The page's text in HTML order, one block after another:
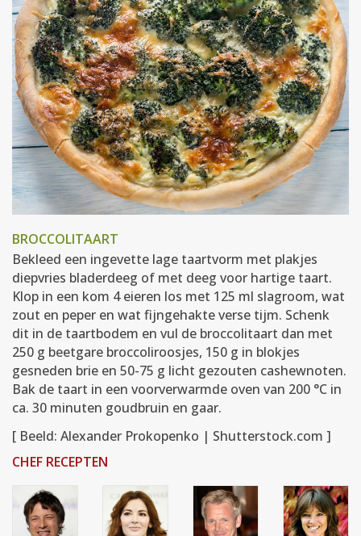
BROCCOLITAART
Bekleed een ingevette lage taartvorm met plakjes
diepvries bladerdeeg of met deeg voor hartige taart.
Klop in een kom 4 eieren los met 125 ml slagroom, wat
zout en peper en wat fijngehakte verse tijm. Schenk
dit in de taartbodem en vul de broccolitaart dan met
250 g beetgare broccoliroosjes, 150 g in blokjes
gesneden brie en 50-75 g licht gezouten cashewnoten.
Bak de taart in een voorverwarmde oven van 200 °C in
ca. 30 minuten goudbruin en gaar.
[ Beeld: Alexander Prokopenko | Shutterstock.com ]
CHEF RECEPTEN